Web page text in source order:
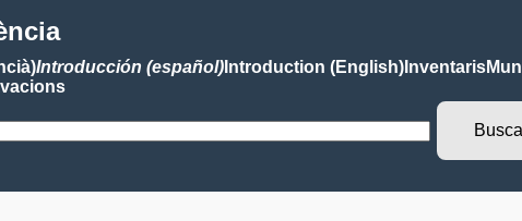
Introducción (español)Introduction (English)Inventaris